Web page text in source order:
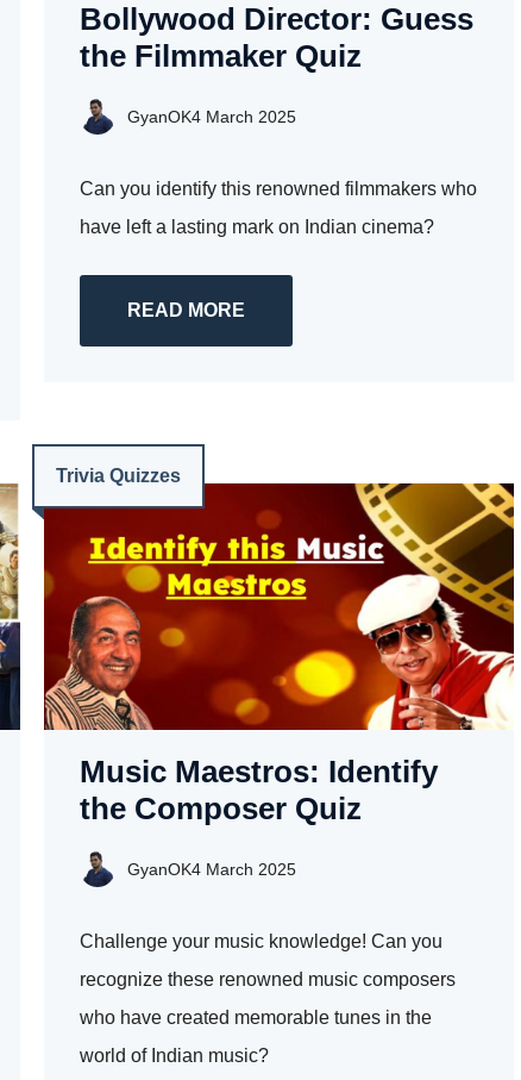
Bollywood Director: Guess
the Filmmaker Quiz
GyanOK4 March 2025
Can you identify this renowned filmmakers who
have left a lasting mark on Indian cinema?
READ MORE
Trivia Quizzes
Music Maestros: Identify
the Composer Quiz
GyanOK4 March 2025
Challenge your music knowledge! Can you
recognize these renowned music composers
who have created memorable tunes in the
world of Indian music?